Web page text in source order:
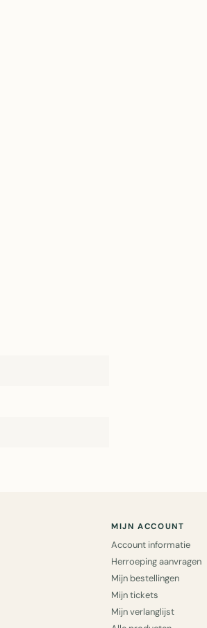
MIJN ACCOUNT
Account informatie
Herroeping aanvragen
Mijn bestellingen
Mijn tickets
Mijn verlanglijst